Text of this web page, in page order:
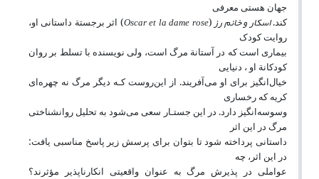
جهان هستی معرفی
کند.اسکار و خانم رز(
Oscar et la dame rose
) اثر برجستة داستانی او،
روایت کودک
بیماری است که در آستانة مرگ است، ولی نویسنده با تسلط بر روان
کودکانة او ، دنیایی
خیال‌انگیز برای او می‌آفریند. از این‌روست کـه دیگر مرگ نه چهره‌ای
کریه که رخساری
وسوسه‌انگیز دارد. در این جستـار سعی می‌شود به تحلیل روانشناختی
مرگ در این اثر
داستانی پرداخته شود تا بتوان برای پرسش زیر پاسخ مناسبی یافت:
در این اثر، چه
عواملی در پذیرش مرگ به عنوان واقعیتی انکارناپذیر مؤثرند؟